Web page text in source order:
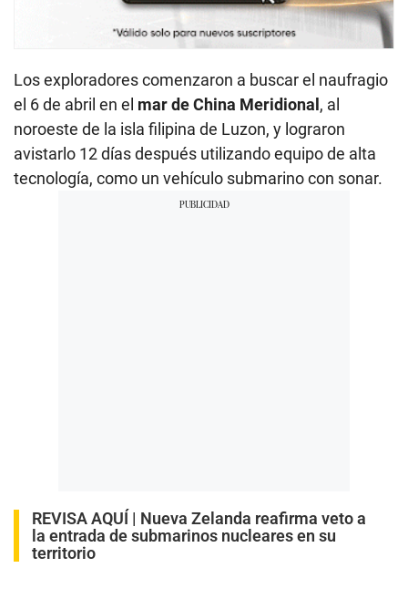
Los exploradores comenzaron a buscar el naufragio
el 6 de abril en el mar de China Meridional , al
noroeste de la isla filipina de Luzon, y lograron
avistarlo 12 días después utilizando equipo de alta
tecnología, como un vehículo submarino con sonar.
REVISA AQUÍ | Nueva Zelanda reafirma veto a
la entrada de submarinos nucleares en su
territorio